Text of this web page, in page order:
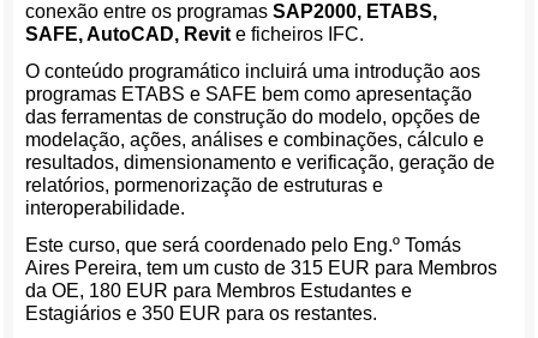
conexão entre os programasSAP2000, ETABS,
SAFE, AutoCAD, Revit e ficheiros IFC.
O conteúdo programático incluirá uma introdução aos
programas ETABS e SAFE bem como apresentação
das ferramentas de construção do modelo, opções de
modelação, ações, análises e combinações, cálculo e
resultados, dimensionamento e verificação, geração de
relatórios, pormenorização de estruturas e
interoperabilidade.
Este curso, que será coordenado pelo Eng.º Tomás
Aires Pereira, tem um custo de 315 EUR para Membros
da OE, 180 EUR para Membros Estudantes e
Estagiários e 350 EUR para os restantes.